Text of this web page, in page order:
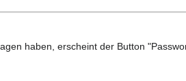
haben, erscheint der Button